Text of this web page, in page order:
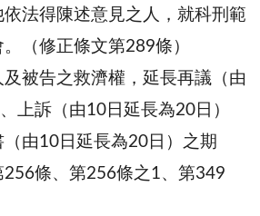
法得陳述意見之人，就科刑範
（修正條文第289條）
被告之救濟權，延長再議（由
上訴（由10日延長為20日）
由10日延長為20日）之期
256條、第256條之1、第349